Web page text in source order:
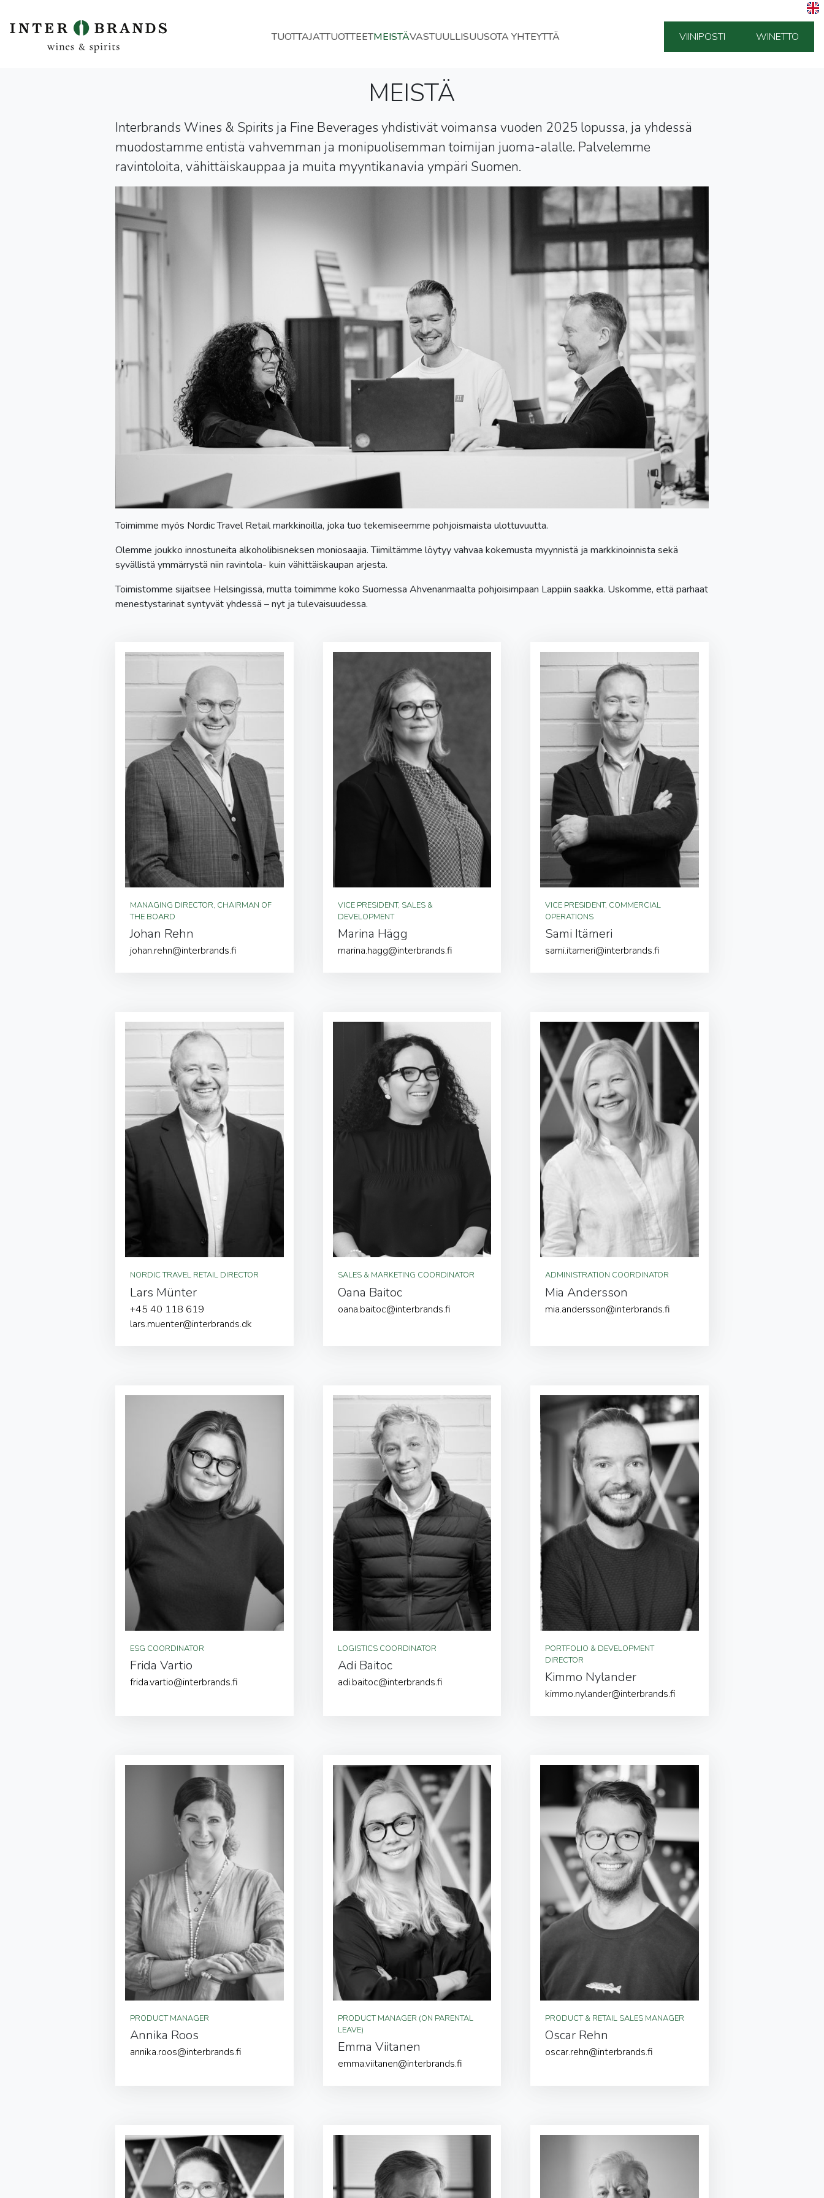
TUOTTAJATTUOTTEETMEISTÄVASTUULLISUUSOTA YHTEYTTÄ VIINIPOSTI WINETTO
MEISTÄ
Interbrands Wines & Spirits ja Fine Beverages yhdistivät voimansa vuoden 2025 lopussa, ja yhdessä
muodostamme entistä vahvemman ja monipuolisemman toimijan juoma-alalle. Palvelemme
ravintoloita, vähittäiskauppaa ja muita myyntikanavia ympäri Suomen.
Toimimme myös Nordic Travel Retail markkinoilla, joka tuo tekemiseemme pohjoismaista ulottuvuutta.
Olemme joukko innostuneita alkoholibisneksen moniosaajia. Tiimiltämme löytyy vahvaa kokemusta myynnistä ja markkinoinnista sekä
syvällistä ymmärrystä niin ravintola- kuin vähittäiskaupan arjesta.
Toimistomme sijaitsee Helsingissä, mutta toimimme koko Suomessa Ahvenanmaalta pohjoisimpaan Lappiin saakka. Uskomme, että parhaat
menestystarinat syntyvät yhdessä – nyt ja tulevaisuudessa.
MANAGING DIRECTOR, CHAIRMAN OF
THE BOARD
Johan Rehn
johan.rehn@interbrands.fi
VICE PRESIDENT, SALES &
DEVELOPMENT
Marina Hägg
marina.hagg@interbrands.fi
VICE PRESIDENT, COMMERCIAL
OPERATIONS
Sami Itämeri
sami.itameri@interbrands.fi
NORDIC TRAVEL RETAIL DIRECTOR
Lars Münter
+45 40 118 619
lars.muenter@interbrands.dk
SALES & MARKETING COORDINATOR
Oana Baitoc
oana.baitoc@interbrands.fi
ADMINISTRATION COORDINATOR
Mia Andersson
mia.andersson@interbrands.fi
ESG COORDINATOR
Frida Vartio
frida.vartio@interbrands.fi
LOGISTICS COORDINATOR
Adi Baitoc
adi.baitoc@interbrands.fi
PORTFOLIO & DEVELOPMENT
DIRECTOR
Kimmo Nylander
kimmo.nylander@interbrands.fi
PRODUCT MANAGER
Annika Roos
annika.roos@interbrands.fi
PRODUCT MANAGER (ON PARENTAL
LEAVE)
Emma Viitanen
emma.viitanen@interbrands.fi
PRODUCT & RETAIL SALES MANAGER
Oscar Rehn
oscar.rehn@interbrands.fi